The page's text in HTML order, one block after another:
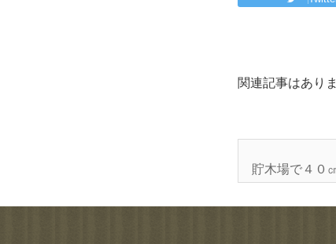
関連記事はあり
貯木場で４０